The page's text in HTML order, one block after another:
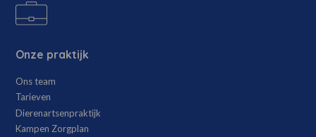
Onze praktijk
Ons team
Tarieven
Dierenartsenpraktijk
Kampen Zorgplan